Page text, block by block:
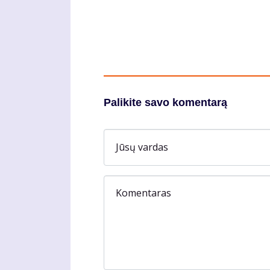
Palikite savo komentarą
Jūsų vardas
Komentaras